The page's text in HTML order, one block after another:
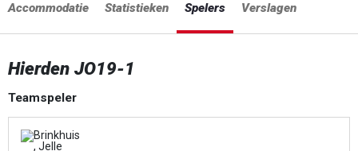
Accommodatie Statistieken Spelers Verslagen
Hierden JO19-1
Teamspeler